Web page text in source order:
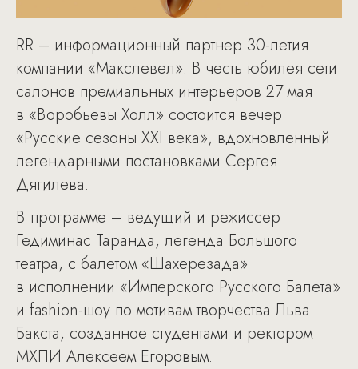
RR – информационный партнер 30-летия
компании «Макслевел». В честь юбилея сети
салонов премиальных интерьеров 27 мая
в «Воробьевы Холл» состоится вечер
«Русские сезоны XXI века», вдохновленный
легендарными постановками Сергея
Дягилева.
В программе – ведущий и режиссер
Гедиминас Таранда, легенда Большого
театра, с балетом «Шахерезада»
в исполнении «Имперского Русского Балета»
и fashion-шоу по мотивам творчества Льва
Бакста, созданное студентами и ректором
МХПИ Алексеем Егоровым.